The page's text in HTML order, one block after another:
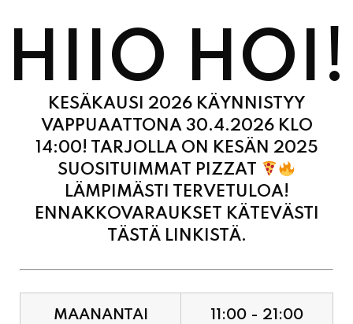
HIIO HOI!
KESÄKAUSI 2026 KÄYNNISTYY
VAPPUAATTONA 30.4.2026 KLO
14:00! TARJOLLA ON KESÄN 2025
SUOSITUIMMAT PIZZAT
LÄMPIMÄSTI TERVETULOA!
ENNAKKOVARAUKSET KÄTEVÄSTI
TÄSTÄ LINKISTÄ.
MAANANTAI 11:00 - 21:00